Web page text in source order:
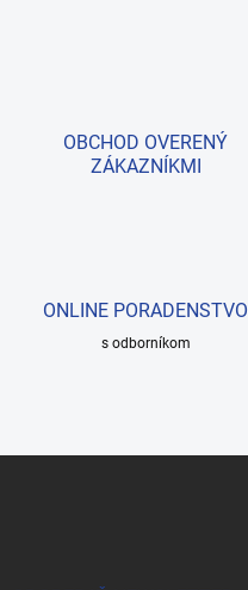
OBCHOD OVERENÝ
ZÁKAZNÍKMI
ONLINE PORADENSTVO
s odborníkom